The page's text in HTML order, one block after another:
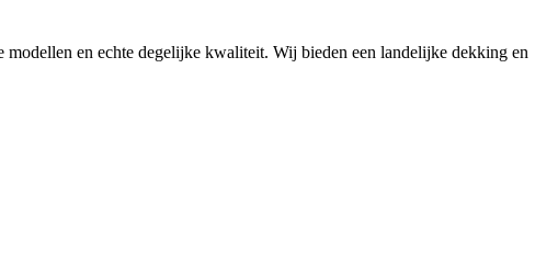
en echte degelijke kwaliteit. Wij bieden een landelijke dekking en